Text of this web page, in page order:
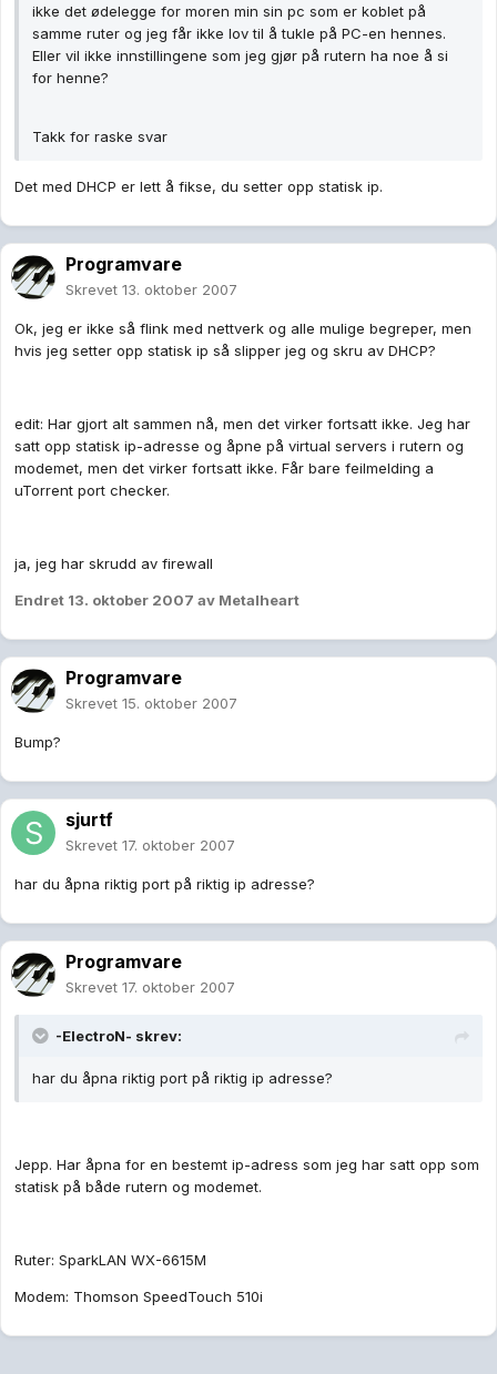
ikke det ødelegge for moren min sin pc som er koblet på
samme ruter og jeg får ikke lov til å tukle på PC-en hennes.
Eller vil ikke innstillingene som jeg gjør på rutern ha noe å si
for henne?
Takk for raske svar
Det med DHCP er lett å fikse, du setter opp statisk ip.
Programvare
Skrevet 13. oktober 2007
Ok, jeg er ikke så flink med nettverk og alle mulige begreper, men
hvis jeg setter opp statisk ip så slipper jeg og skru av DHCP?
edit: Har gjort alt sammen nå, men det virker fortsatt ikke. Jeg har
satt opp statisk ip-adresse og åpne på virtual servers i rutern og
modemet, men det virker fortsatt ikke. Får bare feilmelding a
uTorrent port checker.
ja, jeg har skrudd av firewall
Endret 13. oktober 2007 av Metalheart
Programvare
Skrevet 15. oktober 2007
Bump?
sjurtf
Skrevet 17. oktober 2007
har du åpna riktig port på riktig ip adresse?
Programvare
Skrevet 17. oktober 2007
-ElectroN- skrev:
har du åpna riktig port på riktig ip adresse?
Jepp. Har åpna for en bestemt ip-adress som jeg har satt opp som
statisk på både rutern og modemet.
Ruter: SparkLAN WX-6615M
Modem: Thomson SpeedTouch 510i